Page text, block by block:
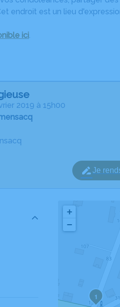
endroit est un lieu
ici.
2019 à 15h00
Je
1
+
−